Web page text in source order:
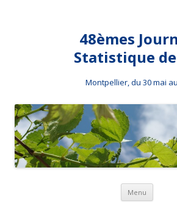
48èmes
Statistique de
Montpellier, du 30 mai
Menu Aller